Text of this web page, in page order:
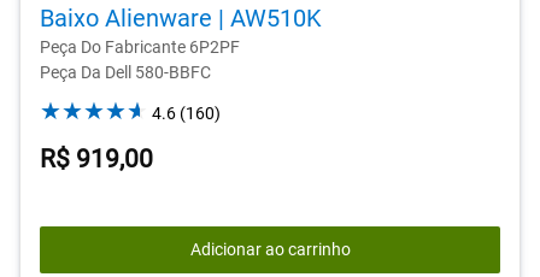
Baixo Alienware | AW510K
Peça Do Fabricante 6P2PF
Peça Da Dell 580-BBFC
4.6 (160)
160
R$ 919,00
Adicionar ao carrinho